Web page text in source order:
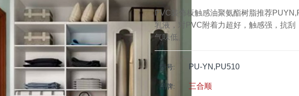
PVC装饰板触感油聚氨酯树脂推荐
乳液，对PVC附着力超好，触感强，抗刮
气味低。
型号: PU-YN,PU510
品牌: 三合顺